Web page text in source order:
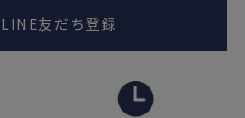
LINE友だち登録